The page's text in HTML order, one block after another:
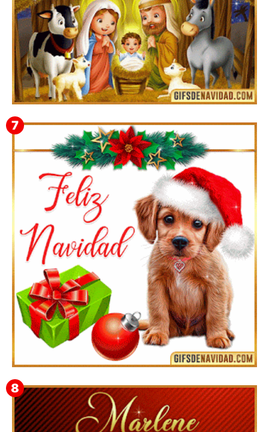
Feliz Navidad y próspero Año Nuevo Bianca